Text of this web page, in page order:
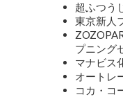
超ふつう
東京新人
プニング
マナビス
オートレ
コカ・コ